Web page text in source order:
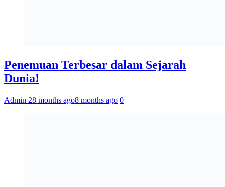
Penemuan Terbesar dalam Sejarah
Dunia!
Admin 28 months ago8 months ago 0